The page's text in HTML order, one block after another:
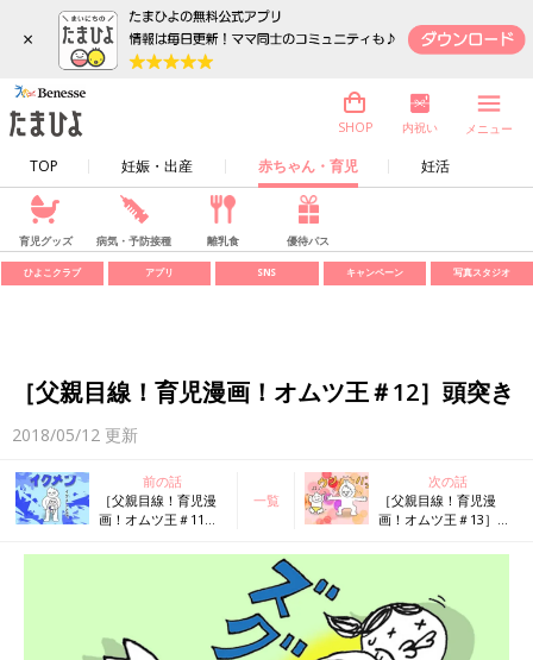
×
TOP 妊娠・出産 赤ちゃん・育児 妊活
SHOP 内祝い メニュー
育児グッズ 病気・予防接種 離乳食 優待パス
ひよこクラブ アプリ SNS キャンペーン 写真スタジオ
［父親目線！育児漫画！オムツ王＃12］頭突き
2018/05/12 更新
前の話
［父親目線！育児漫
画！オムツ王＃11］
一覧
次の話
［父親目線！育児漫
画！オムツ王＃13］ダ